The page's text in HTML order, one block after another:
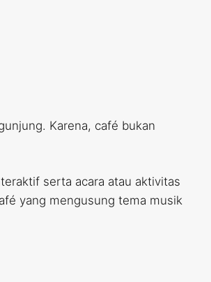
Karena, café bukan
serta acara atau aktivitas
yang mengusung tema musik